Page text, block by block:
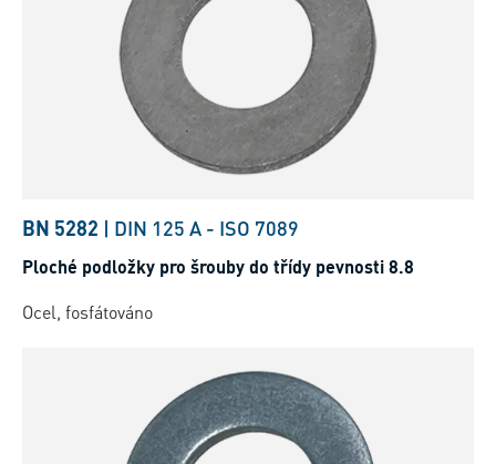
BN 5282 | DIN 125 A - ISO 7089
Ploché podložky pro šrouby do třídy pevnosti 8.8
Ocel, fosfátováno